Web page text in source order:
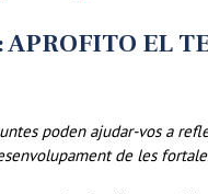
EL
poden ajudar-vos a
de les